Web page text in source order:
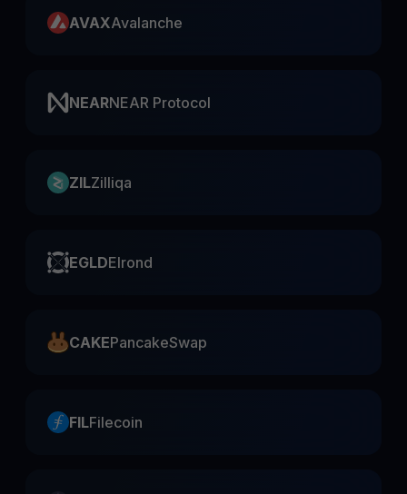
AVAXAvalanche
NEARNEAR Protocol
ZILZilliqa
EGLDElrond
CAKEPancakeSwap
FILFilecoin